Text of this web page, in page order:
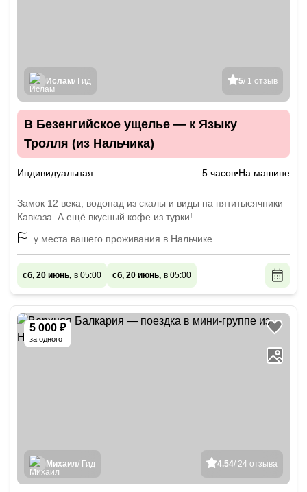
5/ 1 отзыв
Ислам/ Гид
В Безенгийское ущелье — к Языку
Тролля (из Нальчика)
Индивидуальная 5 часов На машине
Замок 12 века, водопад из скалы и виды на пятитысячники
Кавказа. А ещё вкусный кофе из турки!
у места вашего проживания в Нальчике
сб, 20 июнь, в 05:00 сб, 20 июнь, в 05:00
5 000 ₽
за одного
4.54/ 24 отзыва
Михаил/ Гид